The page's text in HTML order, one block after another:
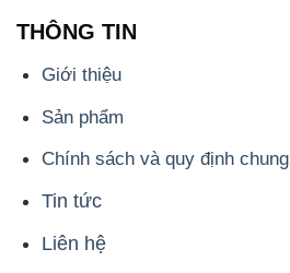
THÔNG TIN
Giới thiệu
Sản phẩm
Chính sách và quy định chung
Tin tức
Liên hệ